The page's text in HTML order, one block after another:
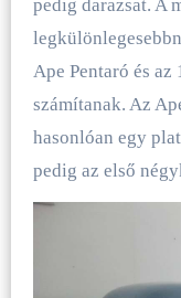
pedig darazsat. A
Ape Pentaró és
számítanak. Az
hasonlóan egy
pedig az első